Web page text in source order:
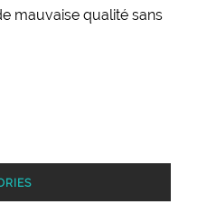
mauvaise qualité sans